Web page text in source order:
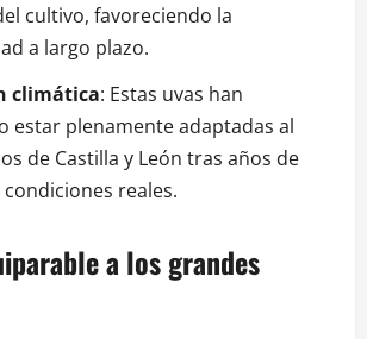
cultivo, favoreciendo la
a largo plazo.
climática: Estas uvas han
estar plenamente adaptadas al
de Castilla y León tras años de
reales.
a los grandes